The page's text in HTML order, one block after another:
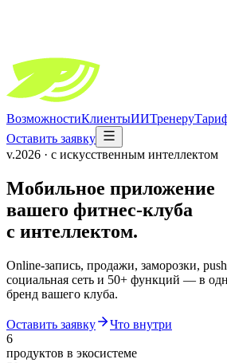
ВозможностиКлиентыИИТренеру
Оставить заявку
v.2026 · с искусственным интеллектом
Мобильное приложение
вашего фитнес-клуба
с интеллектом.
Online-запись, продажи, заморозки,
социальная сеть и 50+ функций — в
бренд вашего клуба.
Оставить заявку
Что внутри
6
продуктов в экосистеме